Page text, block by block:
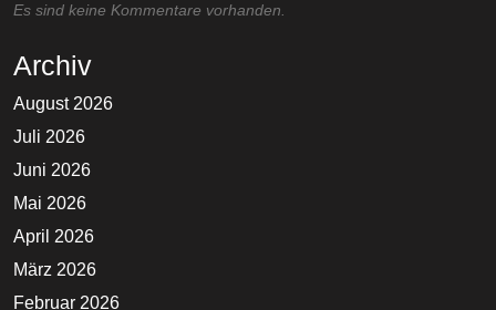
Es sind keine Kommentare vorhanden.
Archiv
August 2026
Juli 2026
Juni 2026
Mai 2026
April 2026
März 2026
Februar 2026